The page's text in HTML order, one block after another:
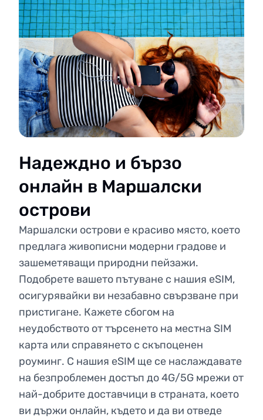
Надеждно и бързо
онлайн в Маршалски
острови
Маршалски острови е красиво място, което
предлага живописни модерни градове и
зашеметяващи природни пейзажи.
Подобрете вашето пътуване с нашия eSIM,
осигурявайки ви незабавно свързване при
пристигане. Кажете сбогом на
неудобството от търсенето на местна SIM
карта или справянето с скъпоценен
роуминг. С нашия eSIM ще се наслаждавате
на безпроблемен достъп до 4G/5G мрежи от
най-добрите доставчици в страната, което
ви държи онлайн, където и да ви отведе